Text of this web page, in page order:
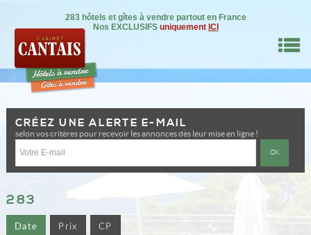
283 hôtels et gîtes à vendre partout en France
Nos EXCLUSIFS uniquement ICI
BIEN
CRÉEZ UNE ALERTE E-MAIL
selon vos critères pour recevoir les annonces dès leur mise en ligne !
283
Date Prix CP